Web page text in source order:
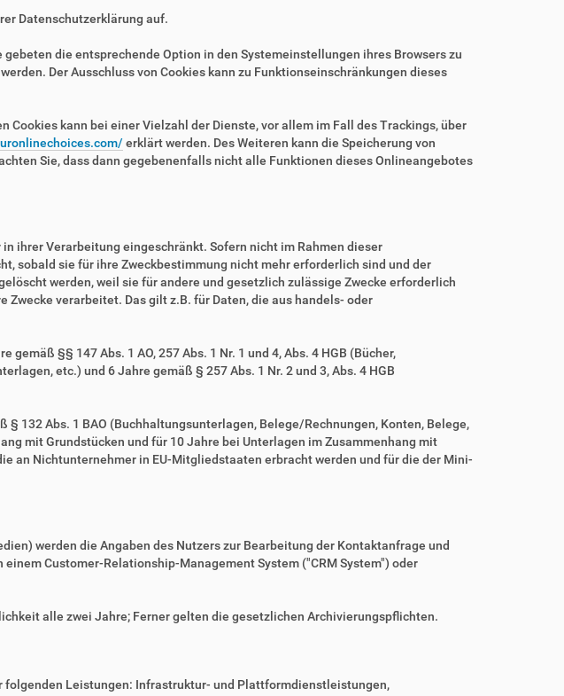
Datenschutzerklärung auf.
die entsprechende Option in den Systemeinstellungen ihres Browsers zu
Der Ausschluss von Cookies kann zu Funktionseinschränkungen dieses
kann bei einer Vielzahl der Dienste, vor allem im Fall des Trackings, über
erklärt werden. Des Weiteren kann die Speicherung von
Sie, dass dann gegebenenfalls nicht alle Funktionen dieses Onlineangebotes
ihrer Verarbeitung eingeschränkt. Sofern nicht im Rahmen dieser
sobald sie für ihre Zweckbestimmung nicht mehr erforderlich sind und der
werden, weil sie für andere und gesetzlich zulässige Zwecke erforderlich
verarbeitet. Das gilt z.B. für Daten, die aus handels- oder
§§ 147 Abs. 1 AO, 257 Abs. 1 Nr. 1 und 4, Abs. 4 HGB (Bücher,
etc.) und 6 Jahre gemäß § 257 Abs. 1 Nr. 2 und 3, Abs. 4 HGB
132 Abs. 1 BAO (Buchhaltungsunterlagen, Belege/Rechnungen, Konten, Belege,
mit Grundstücken und für 10 Jahre bei Unterlagen im Zusammenhang mit
an Nichtunternehmer in EU-Mitgliedstaaten erbracht werden und für die der Mini-
werden die Angaben des Nutzers zur Bearbeitung der Kontaktanfrage und
Customer-Relationship-Management System ("CRM System") oder
alle zwei Jahre; Ferner gelten die gesetzlichen Archivierungspflichten.
folgenden Leistungen: Infrastruktur- und Plattformdienstleistungen,